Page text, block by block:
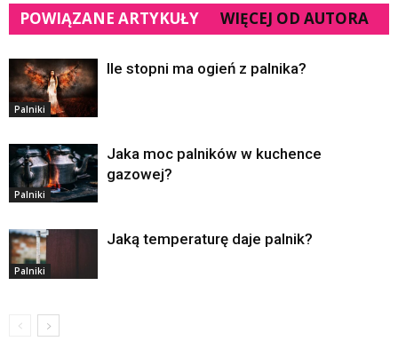
POWIĄZANE ARTYKUŁY WIĘCEJ OD AUTORA
Palniki
Ile stopni ma ogień z palnika?
Palniki
Jaka moc palników w kuchence
gazowej?
Palniki
Jaką temperaturę daje palnik?